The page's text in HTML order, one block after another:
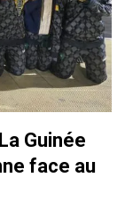
Guinée
face au